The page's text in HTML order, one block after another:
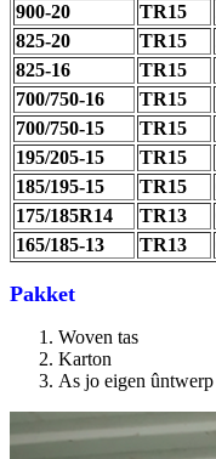
900-20
TR15
825-20
TR15
825-16
TR15
700/750-16
TR15
700/750-15
TR15
195/205-15
TR15
185/195-15
TR15
175/185R14
TR13
165/185-13
TR13
Pakket
Woven tas
Karton
As jo eigen ûntwerp